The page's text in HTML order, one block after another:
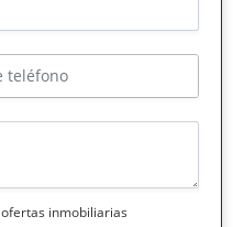
inmobiliarias